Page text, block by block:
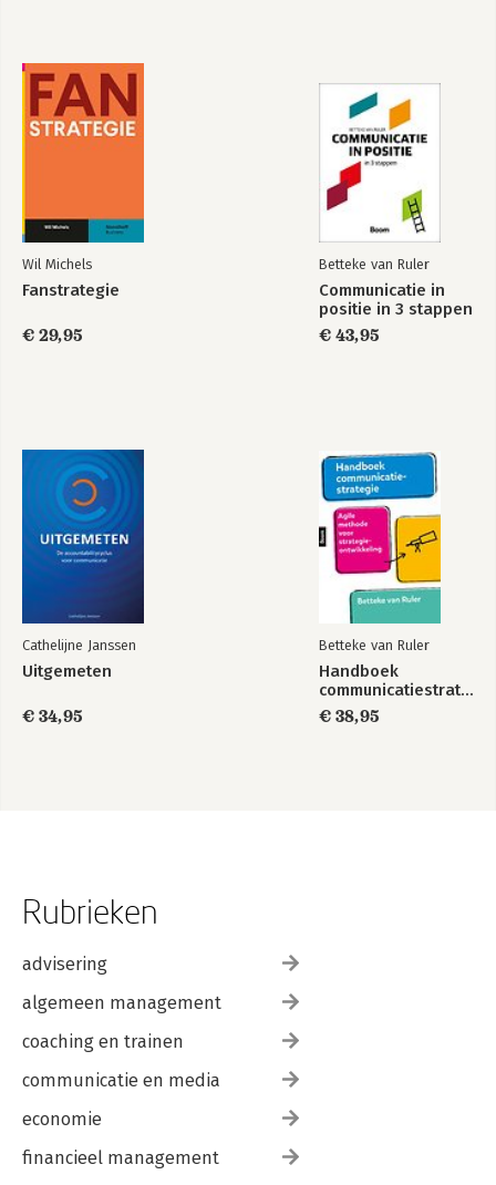
Wil Michels
Fanstrategie
€ 29,95
Betteke van Ruler
Communicatie in
positie in 3 stappen
€ 43,95
Cathelijne Janssen
Uitgemeten
€ 34,95
Betteke van Ruler
Handboek
communicatiestrategie
€ 38,95
Rubrieken
advisering
algemeen management
coaching en trainen
communicatie en media
economie
financieel management